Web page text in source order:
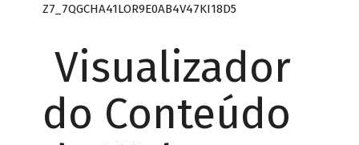
Z7_7QGCHA41LOR9E0AB4V47KI18D5
Visualizador
do Conteúdo